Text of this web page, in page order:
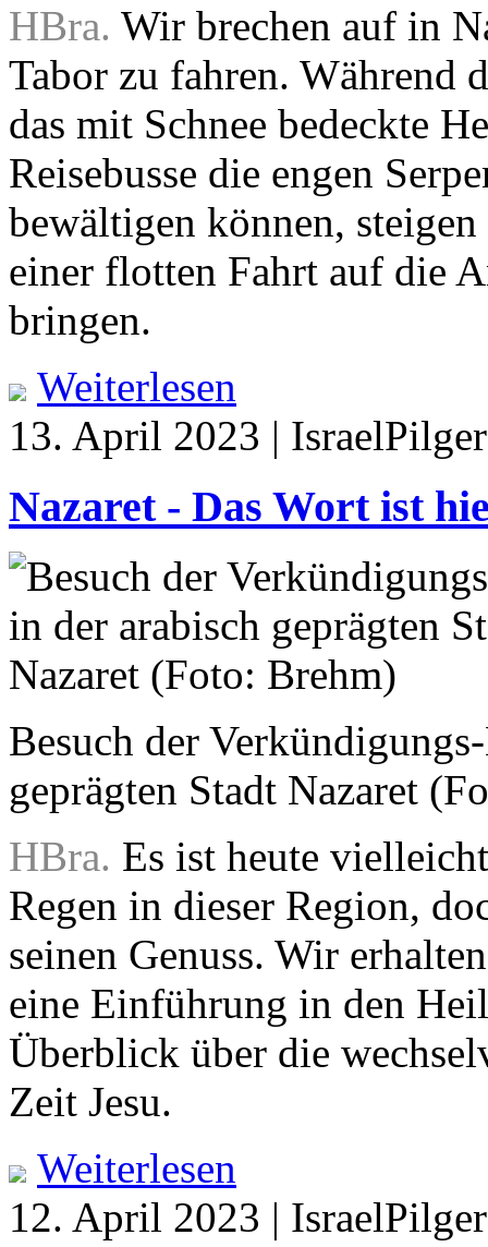
HBra. Wir brechen auf in
Tabor zu fahren. Während
das mit Schnee bedeckte
Reisebusse die engen
bewältigen können,
einer flotten Fahrt auf die
bringen.
Weiterlesen
13. April 2023 |
Nazaret - Das Wort ist
Besuch der
geprägten Stadt Nazaret
HBra. Es ist heute
Regen in dieser Region,
seinen Genuss. Wir
eine Einführung in den
Überblick über die
Zeit Jesu.
Weiterlesen
12. April 2023 |